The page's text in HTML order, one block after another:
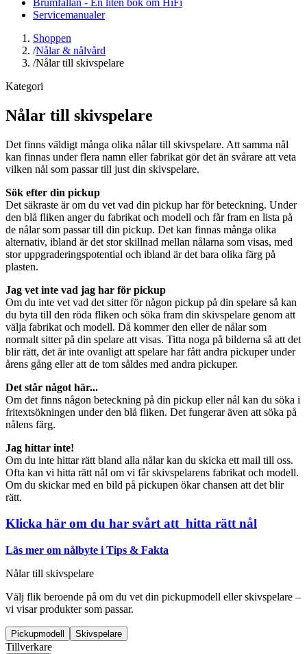
Servicemanualer
Shoppen
/Nålar & nålvård
/Nålar till skivspelare
Kategori
Nålar till skivspelare
Det finns väldigt många olika nålar till skivspelare. Att samma nål
kan finnas under flera namn eller fabrikat gör det än svårare att veta
vilken nål som passar till just din skivspelare.
Sök efter din pickup
Det säkraste är om du vet vad din pickup har för beteckning. Under
den blå fliken anger du fabrikat och modell och får fram en lista på
de nålar som passar till din pickup. Det kan finnas många olika
alternativ, ibland är det stor skillnad mellan nålarna som visas, med
stor uppgraderingspotential och ibland är det bara olika färg på
plasten.
Jag vet inte vad jag har för pickup
Om du inte vet vad det sitter för någon pickup på din spelare så kan
du byta till den röda fliken och söka fram din skivspelare genom att
välja fabrikat och modell. Då kommer den eller de nålar som
normalt sitter på din spelare att visas. Titta noga på bilderna så att det
blir rätt, det är inte ovanligt att spelare har fått andra pickuper under
årens gång eller att de tom såldes med andra pickuper.
Det står något här...
Om det finns någon beteckning på din pickup eller nål kan du söka i
fritextsökningen under den blå fliken. Det fungerar även att söka på
nålens färg.
Jag hittar inte!
Om du inte hittar rätt bland alla nålar kan du skicka ett mail till oss.
Ofta kan vi hitta rätt nål om vi får skivspelarens fabrikat och modell.
Om du skickar med en bild på pickupen ökar chansen att det blir
rätt.
Klicka här om du har svårt att hitta rätt nål
Läs mer om nålbyte i Tips & Fakta
Nålar till skivspelare
Välj flik beroende på om du vet din pickupmodell eller skivspelare –
vi visar produkter som passar.
Pickupmodell Skivspelare
Tillverkare